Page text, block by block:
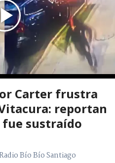
> Noticia